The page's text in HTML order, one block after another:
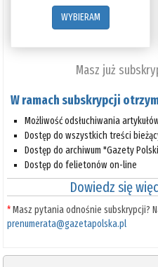
WYBIERAM
Masz już
W ramach subskrypcji
Możliwość odsłuchiwania
Dostęp do wszystkich treści
Dostęp do archiwum "Gazety
Dostęp do felietonów on-line
Dowiedz się
*Masz pytania odnośnie subskrypcji?
prenumerata@gazetapolska.pl